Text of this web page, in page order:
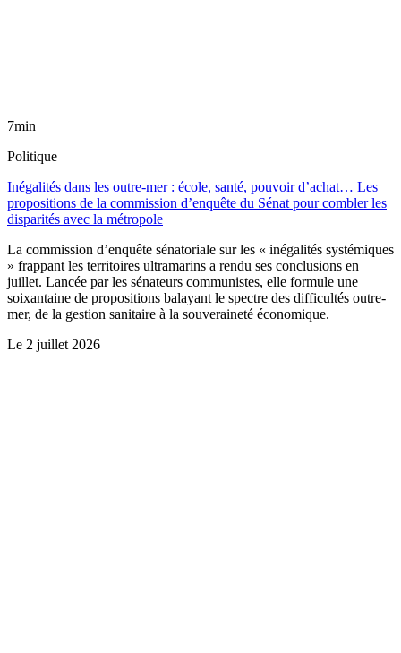
7min
Politique
Inégalités dans les outre-mer : école, santé, pouvoir d’achat… Les
propositions de la commission d’enquête du Sénat pour combler les
disparités avec la métropole
La commission d’enquête sénatoriale sur les « inégalités systémiques
» frappant les territoires ultramarins a rendu ses conclusions en
juillet. Lancée par les sénateurs communistes, elle formule une
soixantaine de propositions balayant le spectre des difficultés outre-
mer, de la gestion sanitaire à la souveraineté économique.
Le 2 juillet 2026